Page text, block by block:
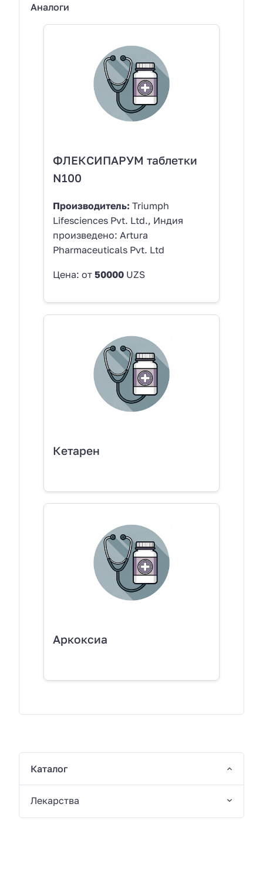
Аналоги
ФЛЕКСИПАРУМ таблетки
N100
Производитель: Triumph
Lifesciences Pvt. Ltd., Индия
произведено: Artura
Pharmaceuticals Pvt. Ltd
Цена: от 50000 UZS
Кетарен
Аркоксиа
Каталог
Лекарства